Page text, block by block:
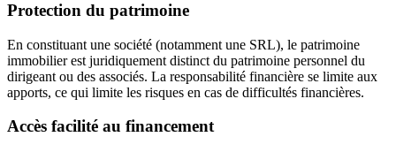
Protection du patrimoine
En constituant une société (notamment une SRL), le patrimoine
immobilier est juridiquement distinct du patrimoine personnel du
dirigeant ou des associés. La responsabilité financière se limite aux
apports, ce qui limite les risques en cas de difficultés financières.
Accès facilité au financement